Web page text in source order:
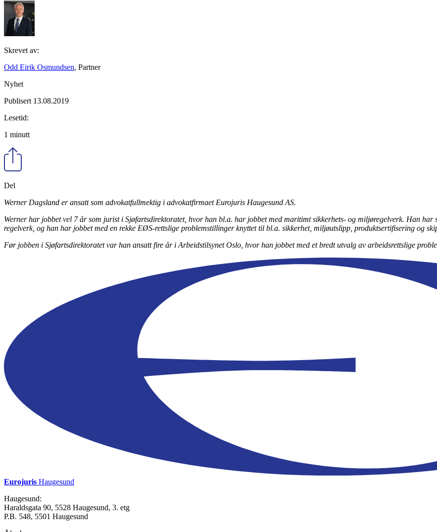
Skrevet av:
Odd Eirik Osmundsen, Partner
Nyhet
Publisert 13.08.2019
Lesetid:
1 minutt
Del
Werner Dagsland er ansatt som advokatfullmektig i advokatfirmaet Eurojuris Haugesund AS.
Werner har jobbet vel 7 år som jurist i Sjøfartsdirektoratet, hvor han bl.a. har jobbet med maritimt sikkerhets- og miljøregelverk. Han
regelverk, og han har jobbet med en rekke EØS-rettslige problemstillinger knyttet til bl.a. sikkerhet, miljøutslipp, produktsertifisering og
Før jobben i Sjøfartsdirektoratet var han ansatt fire år i Arbeidstilsynet Oslo, hvor han jobbet med et bredt utvalg av arbeidsrettslige
Eurojuris Haugesund
Haugesund:
Haraldsgata 90, 5528 Haugesund, 3. etg
P.B. 548, 5501 Haugesund